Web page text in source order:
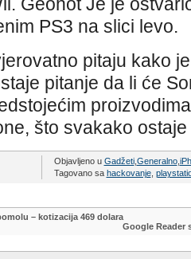
PS3 na slici levo.
pitaju kako
pitanje da li će
što svakako
Objavljeno u Gadžeti, Generalno,
Tagovano sa hackovanje,
– kotizacija 469 dolara
Google Reader